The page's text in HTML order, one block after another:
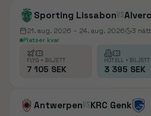
Sporting Lissabonvs
21. aug. 2026 – 24. aug. 2026 3
Platser kvar
FLYG + BILJETT
7 105 SEK
HOTELL + BILJETT
3 395 SEK
AntwerpenvsKRC Genk